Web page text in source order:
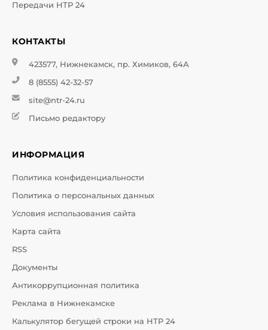
Передачи НТР 24
КОНТАКТЫ
423577, Нижнекамск, пр. Химиков, 64А
8 (8555) 42-32-57
site@ntr-24.ru
Письмо редактору
ИНФОРМАЦИЯ
Политика конфиденциальности
Политика о персональных данных
Условия использования сайта
Карта сайта
RSS
Документы
Антикоррупционная политика
Реклама в Нижнекамске
Калькулятор бегущей строки на НТР 24